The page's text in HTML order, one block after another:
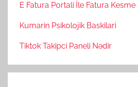
E Fatura Portali İle Fatura Kesme
Kumarin Psikolojik Baskilari
Tiktok Takipci Paneli Nədir